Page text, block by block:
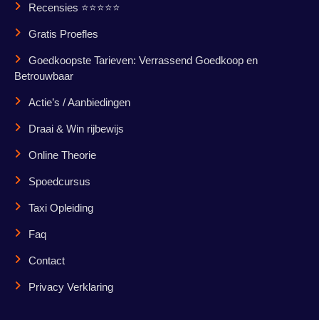
Recensies ⭐⭐⭐⭐⭐
Gratis Proefles
Goedkoopste Tarieven: Verrassend Goedkoop en
Betrouwbaar
Actie’s / Aanbiedingen
Draai & Win rijbewijs
Online Theorie
Spoedcursus
Taxi Opleiding
Faq
Contact
Privacy Verklaring